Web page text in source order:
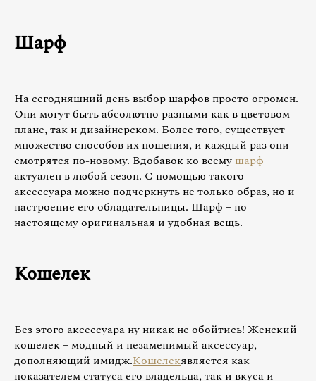
Шарф
На сегодняшний день выбор шарфов просто огромен.
Они могут быть абсолютно разными как в цветовом
плане, так и дизайнерском. Более того, существует
множество способов их ношения, и каждый раз они
смотрятся по-новому. Вдобавок ко всему шарф
актуален в любой сезон. С помощью такого
аксессуара можно подчеркнуть не только образ, но и
настроение его обладательницы. Шарф – по-
настоящему оригинальная и удобная вещь.
Кошелек
Без этого аксессуара ну никак не обойтись! Женский
кошелек – модный и незаменимый аксессуар,
дополняющий имидж.Кошелекявляется как
показателем статуса его владельца, так и вкуса и